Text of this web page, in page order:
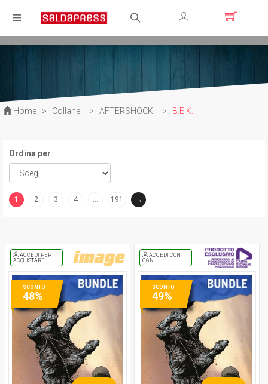
Registrati
Home > Collane > AFTERSHOCK > B.E.K.
Ordina per
1
2 3 4 … 191 →
ACCEDI PER
ACQUISTARE
SCONTO
48%
ACCEDI CON
CGN
SCONTO
49%